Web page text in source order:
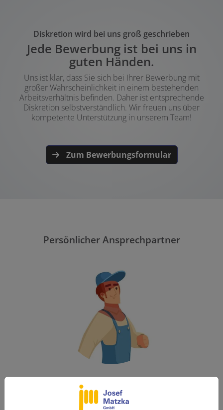
Diskretion wird bei uns groß geschrieben
Jede Bewerbung ist bei uns in
guten Händen.
Uns ist klar, dass Sie sich bei Ihrer Bewerbung mit
großer Wahrscheinlichkeit in einem bestehenden
Arbeitsverhältnis befinden. Daher ist entsprechende
Diskretion selbstverständlich. Wir freuen uns über
kompetente Unterstützung in unserem Team!
Zum Bewerbungsformular
Persönlicher Ansprechpartner
Liebe/r Bewerber/-in,